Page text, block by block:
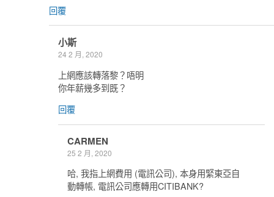
回覆
小斯
24 2 月, 2020
上網應該轉落黎？唔明
你年薪幾多到既？
回覆
CARMEN
25 2 月, 2020
哈, 我指上網費用 (電訊公司), 本身用緊東亞自
動轉帳, 電訊公司應轉用CITIBANK?